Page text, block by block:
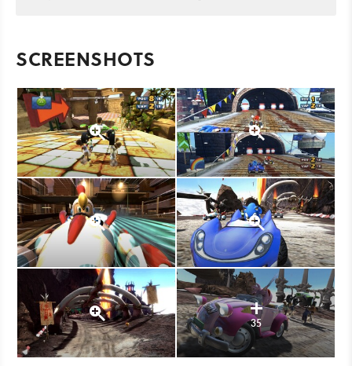
SCREENSHOTS
35